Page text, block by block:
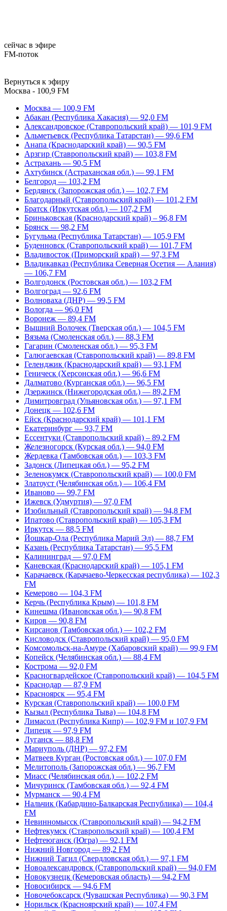
сейчас в эфире
FM-поток
Вернуться к эфиру
Москва - 100,9 FM
Москва — 100,9 FM
Абакан (Республика Хакасия) — 92,0 FM
Александровское (Ставропольский край) — 101,9 FM
Альметьевск (Республика Татарстан) — 99,6 FM
Анапа (Краснодарский край) — 90,5 FM
Арзгир (Ставропольский край) — 103,8 FM
Астрахань — 90,5 FM
Ахтубинск (Астраханская обл.) — 99,1 FM
Белгород — 103,2 FM
Бердянск (Запорожская обл.) — 102,7 FM
Благодарный (Ставропольский край) — 101,2 FM
Братск (Иркутская обл.) — 107,2 FM
Бриньковская (Краснодарский край) – 96,8 FM
Брянск — 98,2 FM
Бугульма (Республика Татарстан) — 105,9 FM
Буденновск (Ставропольский край) — 101,7 FM
Владивосток (Приморский край) — 97,3 FM
Владикавказ (Республика Северная Осетия — Алания)
— 106,7 FM
Волгодонск (Ростовская обл.) — 103,2 FM
Волгоград — 92,6 FM
Волноваха (ДНР) — 99,5 FM
Вологда — 96,0 FM
Воронеж — 89,4 FM
Вышний Волочек (Тверская обл.) — 104,5 FM
Вязьма (Смоленская обл.) — 88,3 FM
Гагарин (Смоленская обл.) — 95,3 FM
Галюгаевская (Ставропольский край) — 89,8 FM
Геленджик (Краснодарский край) — 93,1 FM
Геническ (Херсонская обл.) — 96,6 FM
Далматово (Курганская обл.) — 96,5 FM
Дзержинск (Нижегородская обл.) — 89,2 FM
Димитровград (Ульяновская обл.) — 97,1 FM
Донецк — 102,6 FM
Ейск (Краснодарский край) — 101,1 FM
Екатеринбург — 93,7 FM
Ессентуки (Ставропольский край) – 89,2 FM
Железногорск (Курская обл.) — 94,0 FM
Жердевка (Тамбовская обл.) — 103,3 FM
Задонск (Липецкая обл.) — 95,2 FM
Зеленокумск (Ставропольский край) — 100,0 FM
Златоуст (Челябинская обл.) — 106,4 FM
Иваново — 99,7 FM
Ижевск (Удмуртия) — 97,0 FM
Изобильный (Ставропольский край) — 94,8 FM
Ипатово (Ставропольский край) — 105,3 FM
Иркутск — 88,5 FM
Йошкар-Ола (Республика Марий Эл) — 88,7 FM
Казань (Республика Татарстан) — 95,5 FM
Калининград — 97,0 FM
Каневская (Краснодарский край) — 105,1 FM
Карачаевск (Карачаево-Черкесская республика) — 102,3
FM
Кемерово — 104,3 FM
Керчь (Республика Крым) — 101,8 FM
Кинешма (Ивановская обл.) — 90,8 FM
Киров — 90,8 FM
Кирсанов (Тамбовская обл.) — 102,2 FM
Кисловодск (Ставропольский край) — 95,0 FM
Комсомольск-на-Амуре (Хабаровский край) — 99,9 FM
Копейск (Челябинская обл.) — 88,4 FM
Кострома — 92,0 FM
Красногвардейское (Ставропольский край) — 104,5 FM
Краснодар — 87,9 FM
Красноярск — 95,4 FM
Курская (Ставропольский край) — 100,0 FM
Кызыл (Республика Тыва) — 104,8 FM
Лимасол (Республика Кипр) — 102,9 FM и 107,9 FM
Липецк — 97,9 FM
Луганск — 88,8 FM
Мариуполь (ДНР) — 97,2 FM
Матвеев Курган (Ростовская обл.) — 107,0 FM
Мелитополь (Запорожская обл.) — 96,7 FM
Миасс (Челябинская обл.) — 102,2 FM
Мичуринск (Тамбовская обл.) — 92,4 FM
Мурманск — 90,4 FM
Нальчик (Кабардино-Балкарская Республика) — 104,4
FM
Невинномысск (Ставропольский край) — 94,2 FM
Нефтекумск (Ставропольский край) — 100,4 FM
Нефтеюганск (Югра) — 92,1 FM
Нижний Новгород — 89,2 FM
Нижний Тагил (Свердловская обл.) — 97,1 FM
Новоалександровск (Ставропольский край) — 94,0 FM
Новокузнецк (Кемеровская область) — 94,2 FM
Новосибирск — 94,6 FM
Новочебоксарск (Чувашская Республика) — 90,3 FM
Норильск (Красноярский край) — 107,4 FM